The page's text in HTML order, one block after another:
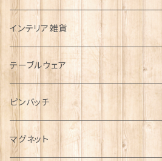
帽子
キャップ
ハンチング帽
キャスケット
Tシャツ
マフラー
タータン【Bronte by Moon】
サッシュ
ORTAK
ブローチ
ペンダント
チャーム
インテリア雑貨
インテリア置物
ラブスプーン
ラブスプーン【SION LLEWELLYN】
ファブリック
テーブルウェア
ティータオル
ペーパーナプキン
ピンバッチ
ジェネラルデザイン
マグネット